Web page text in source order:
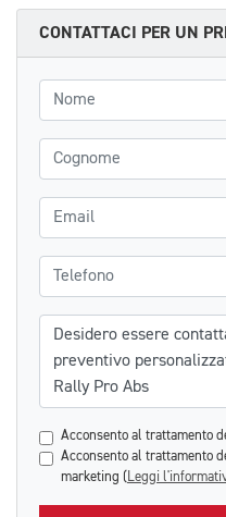
CONTATTACI PER UN
Nome
Cognome
Email
Telefono
Messaggio
Acconsento al trattamento
Acconsento al trattamento
marketing ( Leggi